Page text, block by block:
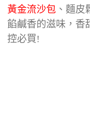
黃金流沙包 、麵皮
餡鹹香的滋味，香
控必買!